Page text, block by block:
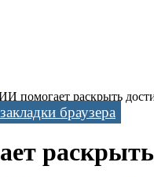
помогает раскрыть
браузера
раскрыть